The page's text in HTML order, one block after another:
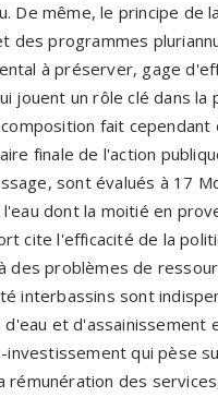
De même, le principe
programmes
à préserver, gage
jouent un rôle clé dans
fait
finale de l'action
sont évalués à 17
dont la moitié en
cite l'efficacité de la
des problèmes de
interbassins sont
et d'assainissement
qui pèse
des